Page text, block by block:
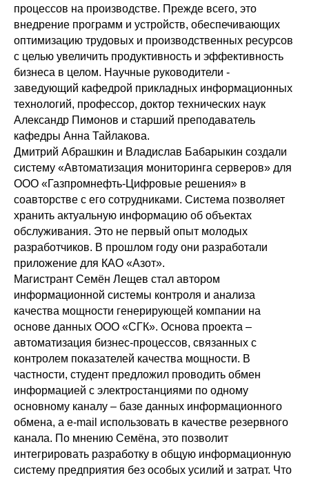
процессов на производстве. Прежде всего, это
внедрение программ и устройств, обеспечивающих
оптимизацию трудовых и производственных ресурсов
с целью увеличить продуктивность и эффективность
бизнеса в целом. Научные руководители -
заведующий кафедрой прикладных информационных
технологий, профессор, доктор технических наук
Александр Пимонов и старший преподаватель
кафедры Анна Тайлакова.
Дмитрий Абрашкин и Владислав Бабарыкин создали
систему «Автоматизация мониторинга серверов» для
ООО «Газпромнефть-Цифровые решения» в
соавторстве с его сотрудниками. Система позволяет
хранить актуальную информацию об объектах
обслуживания. Это не первый опыт молодых
разработчиков. В прошлом году они разработали
приложение для КАО «Азот».
Магистрант Семён Лещев стал автором
информационной системы контроля и анализа
качества мощности генерирующей компании на
основе данных ООО «СГК». Основа проекта –
автоматизация бизнес-процессов, связанных с
контролем показателей качества мощности. В
частности, студент предложил проводить обмен
информацией с электростанциями по одному
основному каналу – базе данных информационного
обмена, а e-mail использовать в качестве резервного
канала. По мнению Семёна, это позволит
интегрировать разработку в общую информационную
систему предприятия без особых усилий и затрат. Что